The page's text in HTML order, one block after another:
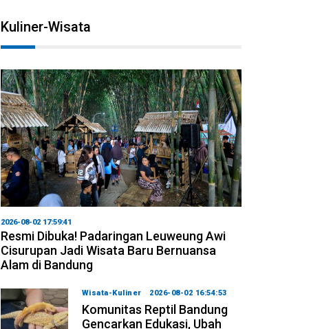
Kuliner-Wisata
2026-08-02 17:59:41
Resmi Dibuka! Padaringan Leuweung Awi
Cisurupan Jadi Wisata Baru Bernuansa
Alam di Bandung
Wisata-Kuliner 2026-08-02 16:54:53
Komunitas Reptil Bandung
Gencarkan Edukasi, Ubah